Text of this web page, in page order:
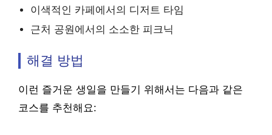
이색적인 카페에서의 디저트 타임
근처 공원에서의 소소한 피크닉
해결 방법
이런 즐거운 생일을 만들기 위해서는 다음과 같은
코스를 추천해요: